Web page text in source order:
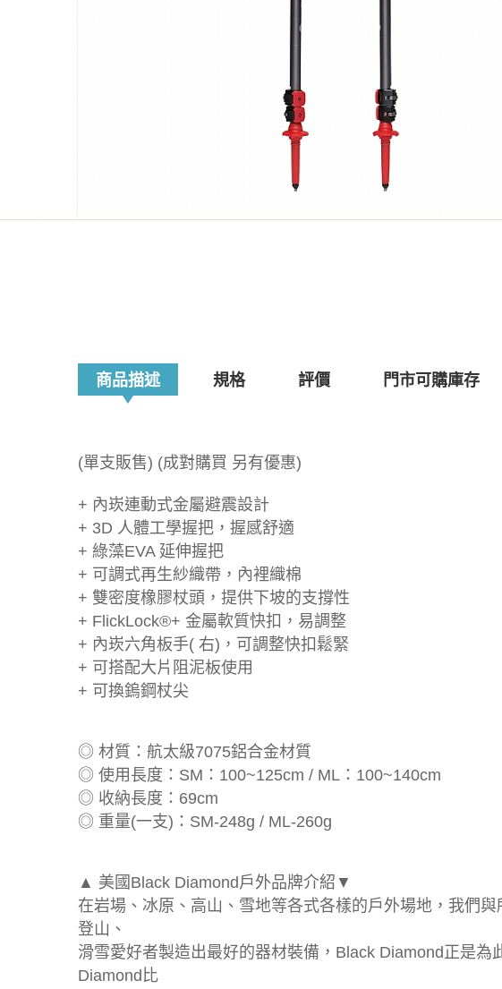
商品描述 規格 評價 門市可購庫存
(單支販售) (成對購買 另有優惠)
+ 內崁連動式金屬避震設計
+ 3D 人體工學握把，握感舒適
+ 綠藻EVA 延伸握把
+ 可調式再生紗織帶，內裡織棉
+ 雙密度橡膠杖頭，提供下坡的支撐性
+ FlickLock®+ 金屬軟質快扣，易調整
+ 內崁六角板手( 右)，可調整快扣鬆緊
+ 可搭配大片阻泥板使用
+ 可換鎢鋼杖尖
◎ 材質：航太級7075鋁合金材質
◎ 使用長度：SM：100~125cm / ML：100~140cm
◎ 收納長度：69cm
◎ 重量(一支)：SM-248g / ML-260g
▲ 美國Black Diamond戶外品牌介紹▼
在岩場、冰原、高山、雪地等各式各樣的戶外場地，我們
登山、
滑雪愛好者製造出最好的器材裝備，Black Diamond正是
Diamond比